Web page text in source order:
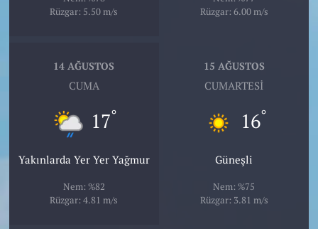
Rüzgar: 5.50 m/s
Rüzgar: 6.00 m/s
14 AĞUSTOS
CUMA
17°
Yakınlarda Yer Yer Yağmur
Nem: %82
Rüzgar: 4.81 m/s
15 AĞUSTOS
CUMARTESI
16°
Güneşli
Nem: %75
Rüzgar: 3.81 m/s